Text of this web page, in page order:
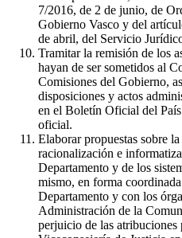
7/2016, de 2 de junio, de
Gobierno Vasco y del
de abril, del Servicio
Tramitar la remisión de los
hayan de ser sometidos al
Comisiones del Gobierno,
disposiciones y actos
en el Boletín Oficial del
oficial.
Elaborar propuestas sobre
racionalización e
Departamento y de los
mismo, en forma
Departamento y con los
Administración de la
perjuicio de las atribuciones